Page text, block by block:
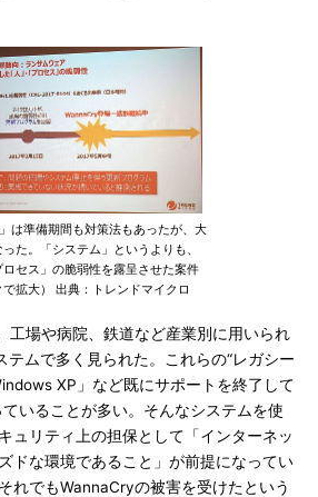
」は準備期間も対策法もあったが、大
た。「システム」というよりも、
ロセス」の脆弱性を露呈させた案件
拡大） 出典：トレンドマイクロ
場や病院、鉄道など産業別に用いられ
テムで多く見られた。これらの“レガシー
XP」など既にサポートを終了して
いることが多い。そんなシステムを使
ュリティ上の担保として「インターネッ
ドな環境であること」が前提になってい
れでもWannaCryの被害を受けたという